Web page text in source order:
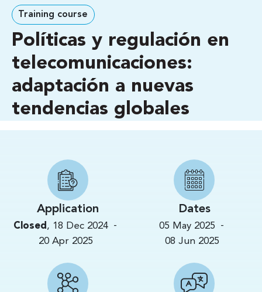
Training course
Políticas y regulación en
telecomunicaciones:
adaptación a nuevas
tendencias globales
Application
Closed , 18 Dec 2024 -
20 Apr 2025
Dates
05 May 2025
-
08 Jun 2025